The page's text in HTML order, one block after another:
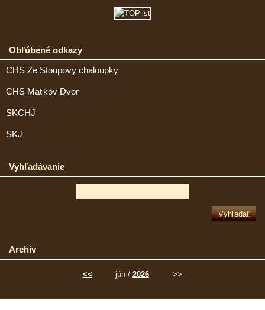
Obľúbené odkazy
CHS Ze Stoupovy chaloupky
CHS Maťkov Dvor
SKCHJ
SKJ
Vyhľadávanie
Archív
<< jún / 2026 >>